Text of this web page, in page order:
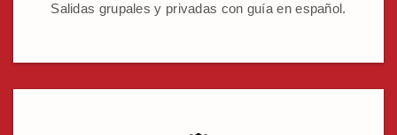
Salidas grupales y privadas con guía en español.